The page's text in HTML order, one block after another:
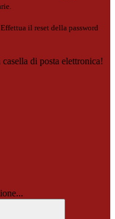
il reset della password
di posta elettronica!